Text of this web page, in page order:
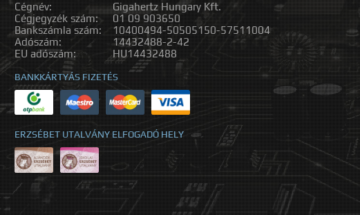
Cégnév:
Gigahertz Hungary Kft.
Cégjegyzék szám:
01 09 903650
Bankszámla szám:
10400494-50505150-57511004
Adószám:
14432488-2-42
EU adószám:
HU14432488
BANKKÁRTYÁS FIZETÉS
ERZSÉBET UTALVÁNY ELFOGADÓ HELY